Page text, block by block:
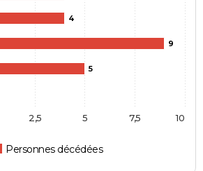
4
9
5
Personnes décédées
10
2,5 5 7,5